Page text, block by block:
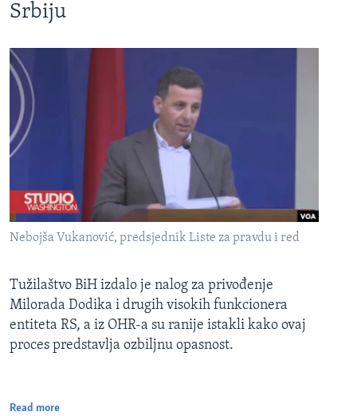
Srbiju
Nebojša Vukanović, predsjednik Liste za pravdu i red
Tužilaštvo BiH izdalo je nalog za privođenje
Milorada Dodika i drugih visokih funkcionera
entiteta RS, a iz OHR-a su ranije istakli kako ovaj
proces predstavlja ozbiljnu opasnost.
Read more